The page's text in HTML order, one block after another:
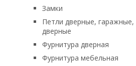
Замки
Петли дверные,
дверные
Фурнитура дверная
Фурнитура мебельная